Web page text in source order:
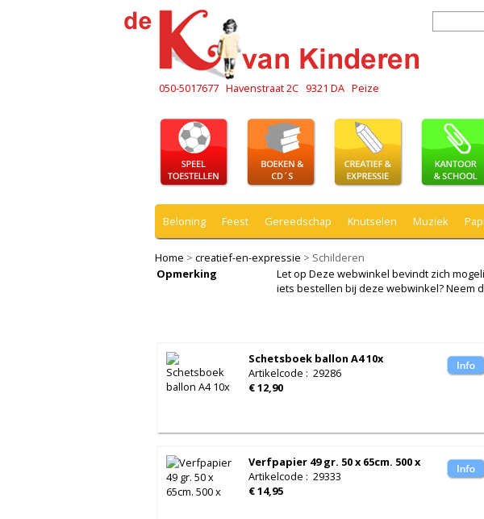
050-5017677 Havenstraat 2C 9321 DA Peize
Beloning Feest Gereedschap Knutselen Muziek
Home > creatief-en-expressie > Schilderen
Opmerking
Let op Deze webwinkel bevindt zich
iets bestellen bij deze webwinkel? Neem
Schetsboek ballon A4 10x
Artikelcode : 29286
€ 12,90
Verfpapier 49 gr. 50 x 65cm. 500 x
Artikelcode : 29333
€ 14,95